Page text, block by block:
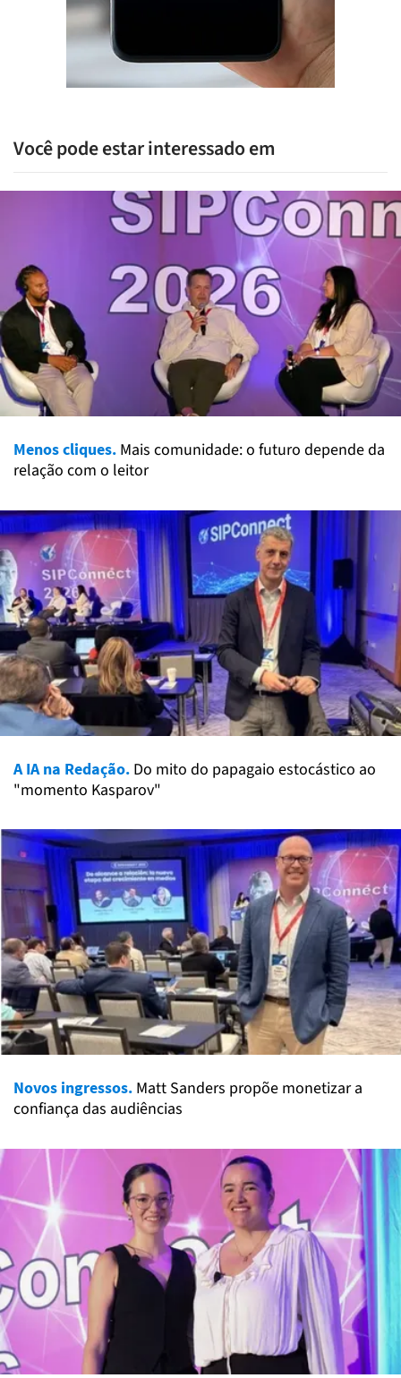
Você pode estar interessado em
Menos cliques. Mais comunidade: o futuro depende da
relação com o leitor
A IA na Redação. Do mito do papagaio estocástico ao
"momento Kasparov"
Novos ingressos. Matt Sanders propõe monetizar a
confiança das audiências